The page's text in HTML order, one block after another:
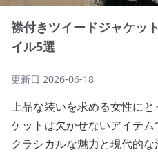
襟付きツイードジャケッ
イル5選
更新日 2026-06-18
上品な装いを求める女性に
ケットは欠かせないアイテム
クラシカルな魅力と現代的